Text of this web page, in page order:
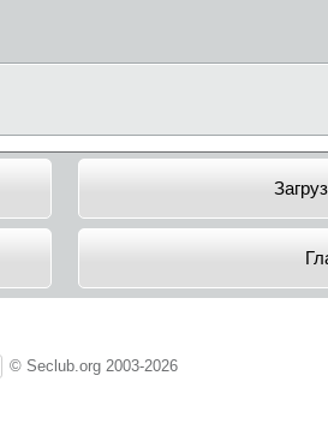
© Seclub.org 2003-2026